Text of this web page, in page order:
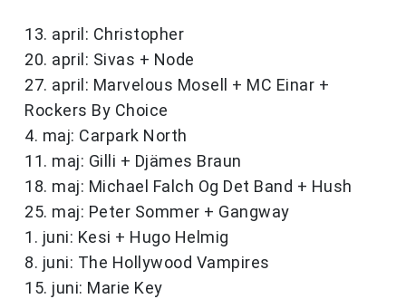
13. april: Christopher
20. april: Sivas + Node
27. april: Marvelous Mosell + MC Einar +
Rockers By Choice
4. maj: Carpark North
11. maj: Gilli + Djämes Braun
18. maj: Michael Falch Og Det Band + Hush
25. maj: Peter Sommer + Gangway
1. juni: Kesi + Hugo Helmig
8. juni: The Hollywood Vampires
15. juni: Marie Key